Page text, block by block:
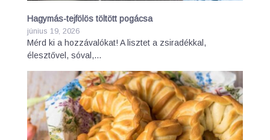
Hagymás-tejfölös töltött pogácsa
június 19, 2026
Mérd ki a hozzávalókat! A lisztet a zsiradékkal,
élesztővel, sóval,…